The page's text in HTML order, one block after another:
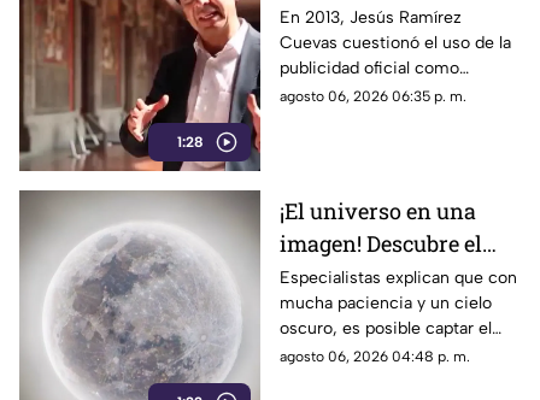
1:28
por publicidad oficial a
ser señalado por
estrategia de control
informativo
En 2013, Jesús Ramírez
Cuevas cuestionó el uso de la
publicidad oficial como
herramienta para presionar a
relacionadas con la difusión de
la información.
agosto 06, 2026 06:35 p. m.
¡El universo en una
imagen! Descubre el
fascinante mundo de la
astrofotografía en La
Laguna
Especialistas explican que con
mucha paciencia y un cielo
oscuro, es posible captar el
aparente movimiento de las
agosto 06, 2026 04:48 p. m.